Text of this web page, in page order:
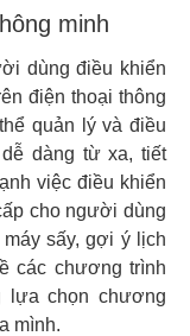
minh
dùng điều khiển
điện thoại thông
quản lý và điều
dàng từ xa, tiết
việc điều khiển
cho người dùng
sấy, gợi ý lịch
các chương trình
lựa chọn chương
mình.